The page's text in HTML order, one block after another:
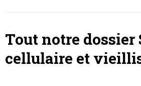
Tout notre dossier
cellulaire et